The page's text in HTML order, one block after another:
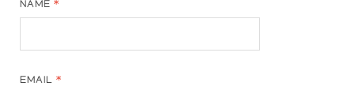
NAME*
EMAIL*